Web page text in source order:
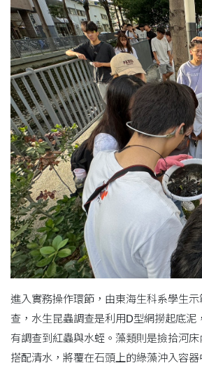
進入實務操作環節，由東海生科系學生
查，水生昆蟲調查是利用D型網撈起底泥
有調查到紅蟲與水蛭。藻類則是撿拾河床
搭配清水，將覆在石頭上的綠藻沖入容